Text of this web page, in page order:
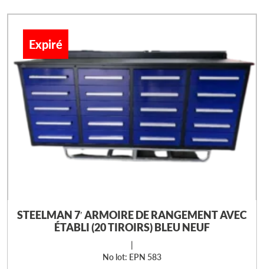
Expiré
STEELMAN 7′ ARMOIRE DE RANGEMENT AVEC
ÉTABLI (20 TIROIRS) BLEU NEUF
No lot: EPN 583